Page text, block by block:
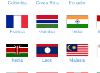
Colombia Costa Rica Ecuador
Francia Gambia India
Kenia Laos Malasia